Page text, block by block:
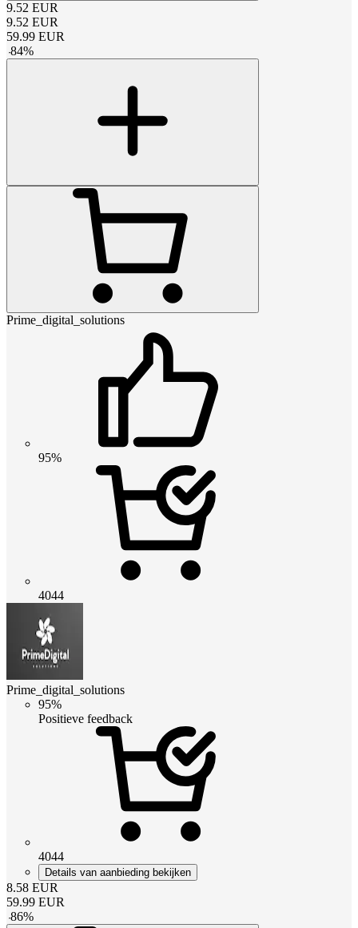
9.52 EUR
9.52 EUR
59.99 EUR
-84%
Prime_digital_solutions
95%
4044
Prime_digital_solutions
95%
Positieve feedback
4044
Details van aanbieding bekijken
8.58 EUR
59.99 EUR
-86%